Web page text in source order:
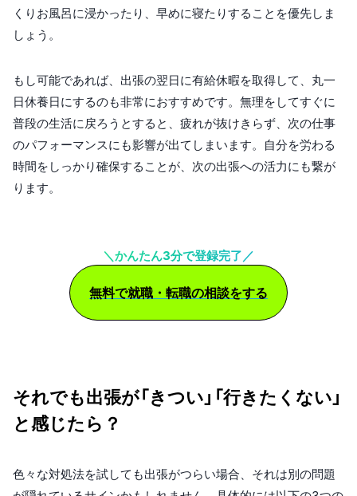
くりお風呂に浸かったり、早めに寝たりすることを優先しま
しょう。
もし可能であれば、出張の翌日に有給休暇を取得して、丸一
日休養日にするのも非常におすすめです。無理をしてすぐに
普段の生活に戻ろうとすると、疲れが抜けきらず、次の仕事
のパフォーマンスにも影響が出てしまいます。自分を労わる
時間をしっかり確保することが、次の出張への活力にも繋が
ります。
＼かんたん3分で登録完了／
無料で就職・転職の相談をする
それでも出張が「きつい」「行きたくない」
と感じたら？
色々な対処法を試しても出張がつらい場合、それは別の問題